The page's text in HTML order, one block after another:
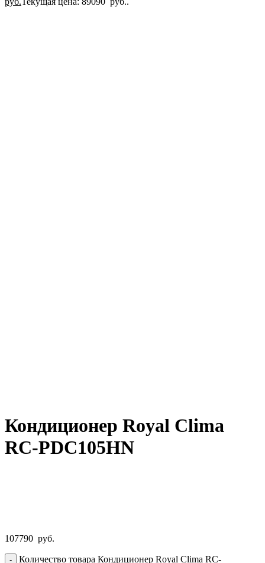
Кондиционер Royal Clima
RC-PDC105HN
107790 руб.
Количество товара Кондиционер Royal Clima RC-